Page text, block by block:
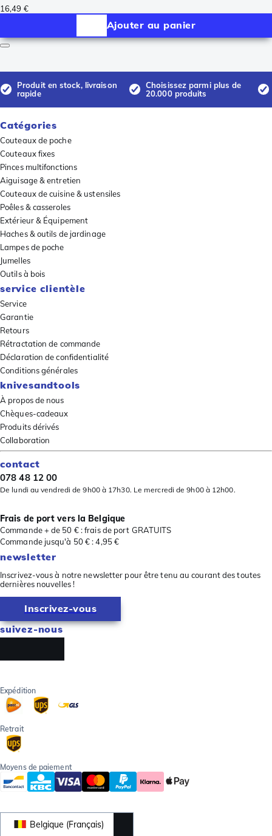
16,49 €
Ajouter au panier
Produit en stock, livraison
rapide
Choisissez parmi plus de
20.000 produits
Catégories
Couteaux de poche
Couteaux fixes
Pinces multifonctions
Aiguisage & entretien
Couteaux de cuisine & ustensiles
Poêles & casseroles
Extérieur & Équipement
Haches & outils de jardinage
Lampes de poche
Jumelles
Outils à bois
service clientèle
Service
Garantie
Retours
Rétractation de commande
Déclaration de confidentialité
Conditions générales
knivesandtools
À propos de nous
Chèques-cadeaux
Produits dérivés
Collaboration
contact
078 48 12 00
De lundi au vendredi de 9h00 à 17h30. Le mercredi de 9h00 à 12h00.
Frais de port vers la Belgique
Commande + de 50 € : frais de port GRATUITS
Commande jusqu'à 50 € : 4,95 €
newsletter
Inscrivez-vous à notre newsletter pour être tenu au courant des toutes
dernières nouvelles !
Inscrivez-vous
suivez-nous
Expédition
Retrait
Moyens de paiement
Belgique (Français)